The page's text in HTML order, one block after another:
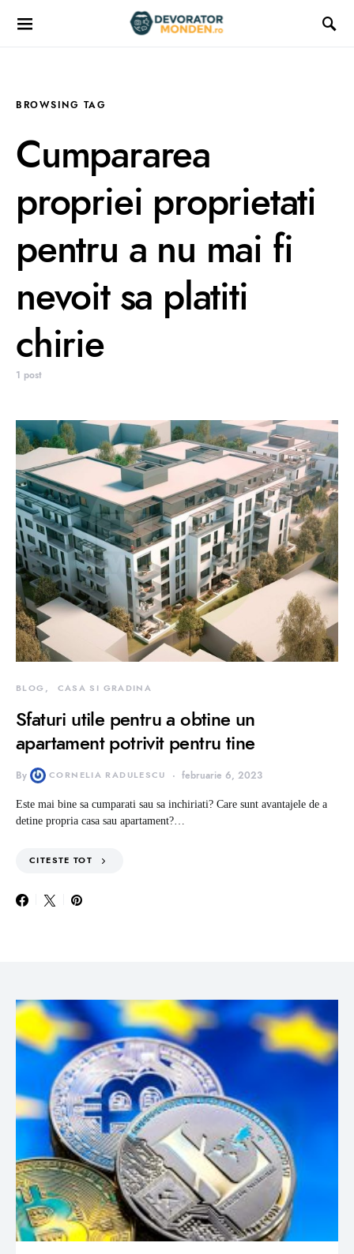
BROWSING TAG
Cumpararea
propriei proprietati
pentru a nu mai fi
nevoit sa platiti
chirie
1 post
BLOG CASA SI GRADINA
Sfaturi utile pentru a obtine un
apartament potrivit pentru tine
By CORNELIA RADULESCU februarie 6, 2023
Este mai bine sa cumparati sau sa inchiriati? Care sunt avantajele de a
detine propria casa sau apartament?…
CITESTE TOT